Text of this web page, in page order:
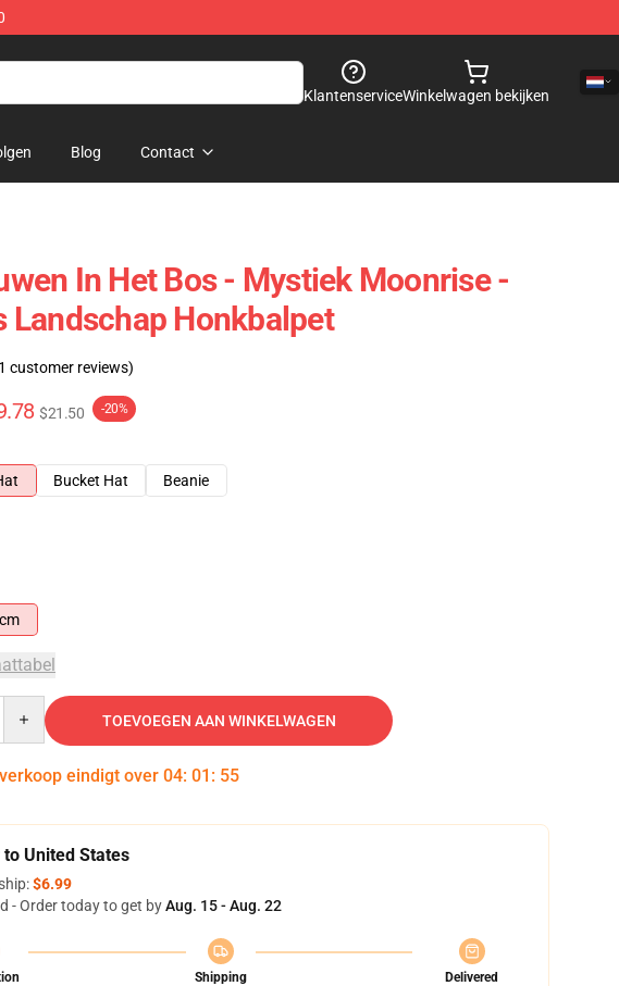
KlantenserviceWinkelwagen bekijken
Blog Contact
In Het Bos - Mystiek Moonrise -
Landschap Honkbalpet
customer reviews)
$21.50 -20%
Bucket Hat
Beanie
60cm
TOEVOEGEN AAN WINKELWAGEN
eindigt over 04: 01 : 54
to United States
$6.99
- Order today to get byAug. 15 - Aug. 22
Shipping
Delivered